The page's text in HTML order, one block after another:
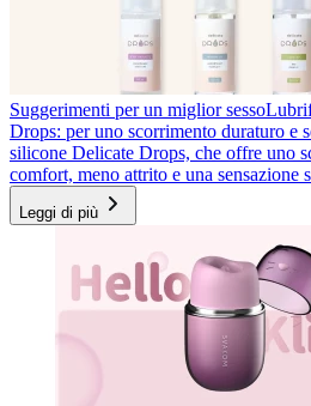
Suggerimenti per un miglior sesso
Drops: per uno scorrimento duraturo e
silicone Delicate Drops, che offre uno
comfort, meno attrito e una sensazione
Leggi di più